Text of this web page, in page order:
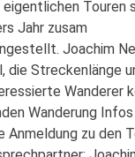
eigentlichen Touren
Jahr zusam
Joachim
die Streckenlänge
Wanderer
Wanderung
Anmeldung zu den